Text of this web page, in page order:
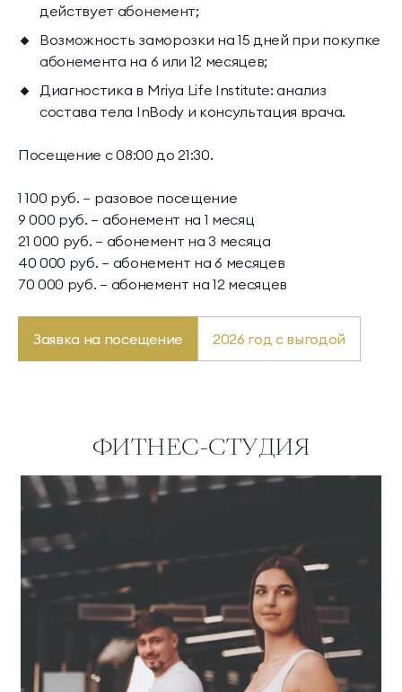
действует абонемент;
Возможность заморозки на 15 дней при покупке
абонемента на 6 или 12 месяцев;
Диагностика в Mriya Life Institute: анализ
состава тела InBody и консультация врача.
Посещение с 08:00 до 21:30.
1 100 руб. — разовое посещение
9 000 руб. — абонемент на 1 месяц
21 000 руб. — абонемент на 3 месяца
40 000 руб. — абонемент на 6 месяцев
70 000 руб. — абонемент на 12 месяцев
Заявка на посещение 2026 год с выгодой
ФИТНЕС-СТУДИЯ